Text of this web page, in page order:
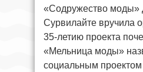
«Содружество моды»
Сурвилайте вручила
35-летию проекта
«Мельница моды»
социальным проектом